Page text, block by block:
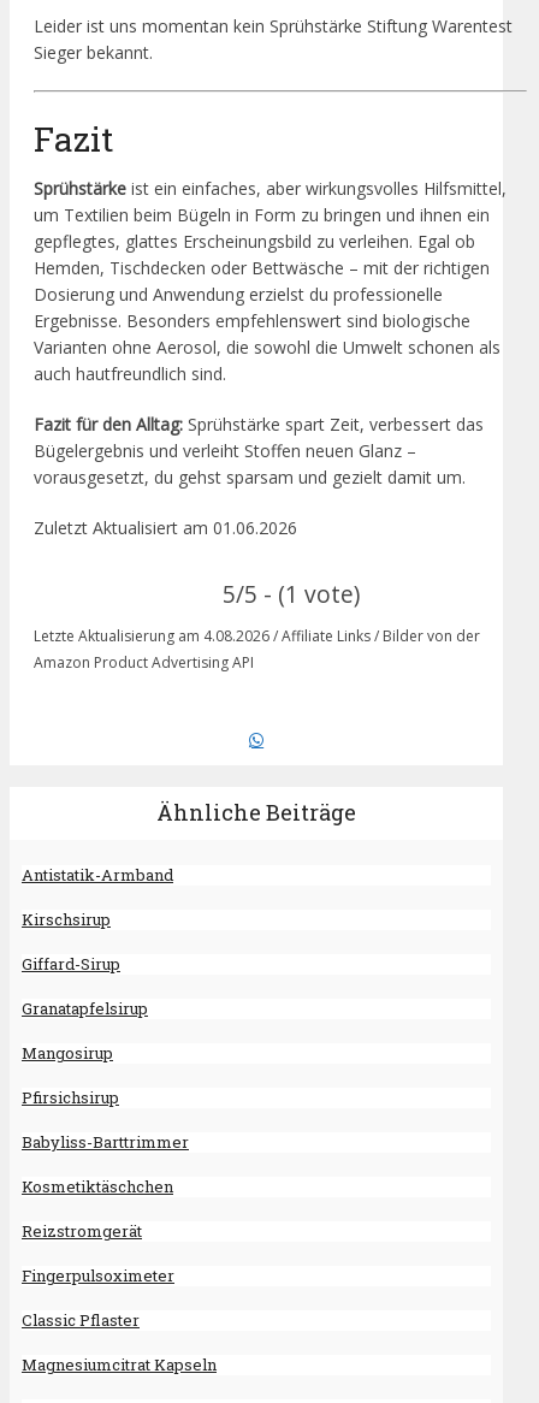
Leider ist uns momentan kein Sprühstärke Stiftung Warentest
Sieger bekannt.
Fazit
Sprühstärke ist ein einfaches, aber wirkungsvolles Hilfsmittel,
um Textilien beim Bügeln in Form zu bringen und ihnen ein
gepflegtes, glattes Erscheinungsbild zu verleihen. Egal ob
Hemden, Tischdecken oder Bettwäsche – mit der richtigen
Dosierung und Anwendung erzielst du professionelle
Ergebnisse. Besonders empfehlenswert sind biologische
Varianten ohne Aerosol, die sowohl die Umwelt schonen als
auch hautfreundlich sind.
Fazit für den Alltag: Sprühstärke spart Zeit, verbessert das
Bügelergebnis und verleiht Stoffen neuen Glanz –
vorausgesetzt, du gehst sparsam und gezielt damit um.
Zuletzt Aktualisiert am 01.06.2026
5/5 - (1 vote)
Letzte Aktualisierung am 4.08.2026 / Affiliate Links / Bilder von der
Amazon Product Advertising API
Ähnliche Beiträge
Antistatik-Armband
Kirschsirup
Giffard-Sirup
Granatapfelsirup
Mangosirup
Pfirsichsirup
Babyliss-Barttrimmer
Kosmetiktäschchen
Reizstromgerät
Fingerpulsoximeter
Classic Pflaster
Magnesiumcitrat Kapseln